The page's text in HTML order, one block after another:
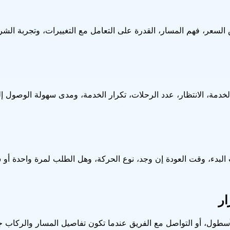
فهم المسار، القدرة على التعامل مع التغييرات، وتجربة
الانتظار، عدد الرحلات، تكرار الخدمة، ومدى سهولة الوصول
وقت العودة إن وجد، نوع الحركة، وهل الطلب لمرة
أو التواصل مع الفريق عندما تكون تفاصيل المسار والركاب